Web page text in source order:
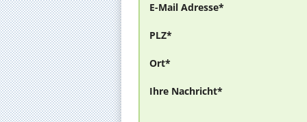
E-Mail Adresse*
PLZ*
Ort*
Ihre Nachricht*